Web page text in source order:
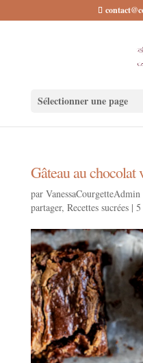
Sélectionner une page
Gâteau au chocolat
par VanessaCourgetteAdmin
partager, Recettes sucrées| 5